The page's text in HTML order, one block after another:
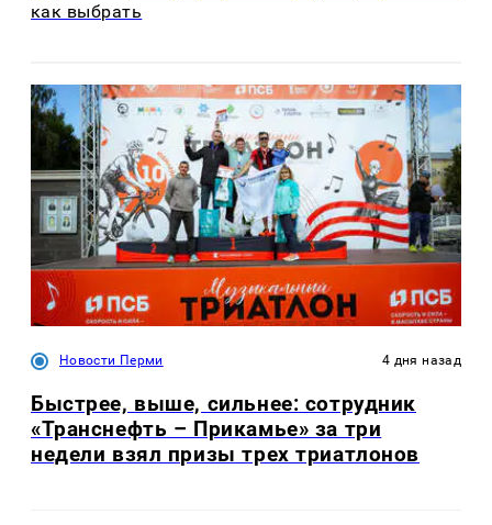
как выбрать
Новости Перми 4 дня назад
Быстрее, выше, сильнее: сотрудник
«Транснефть – Прикамье» за три
недели взял призы трех триатлонов